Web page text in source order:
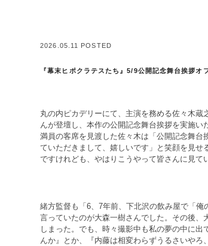
2026.05.11 POSTED
『幕末ヒポクラテスたち』5/9公開記念舞台挨拶オ
丸の内ピカデリーにて、主演を務める佐々木
んが登壇し、本作の公開記念舞台挨拶を実施い
満員の客席を見渡した佐々木は「公開記念舞
ていただきまして、嬉しいです」と笑顔を見
ですけれども、やはりこうやって皆さんに見て
緒方監督も「6、7年前、下北沢の飲み屋で「
言っていたのが大森一樹さんでした。その後
しまった。でも、時々撮影中も私の夢の中に出
んか』とか、『内藤は相変わらずうるさいや